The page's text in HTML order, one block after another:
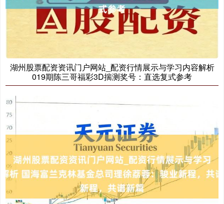
沪深300 4658.15 +57.22 +1.24%
北证50 1119.46 +25.97 +2.38%
湖州股票配资资讯门户网站_配资行情展示与学习内容解析
019期陈三哥福彩3D揣测奖号：直选复式参考